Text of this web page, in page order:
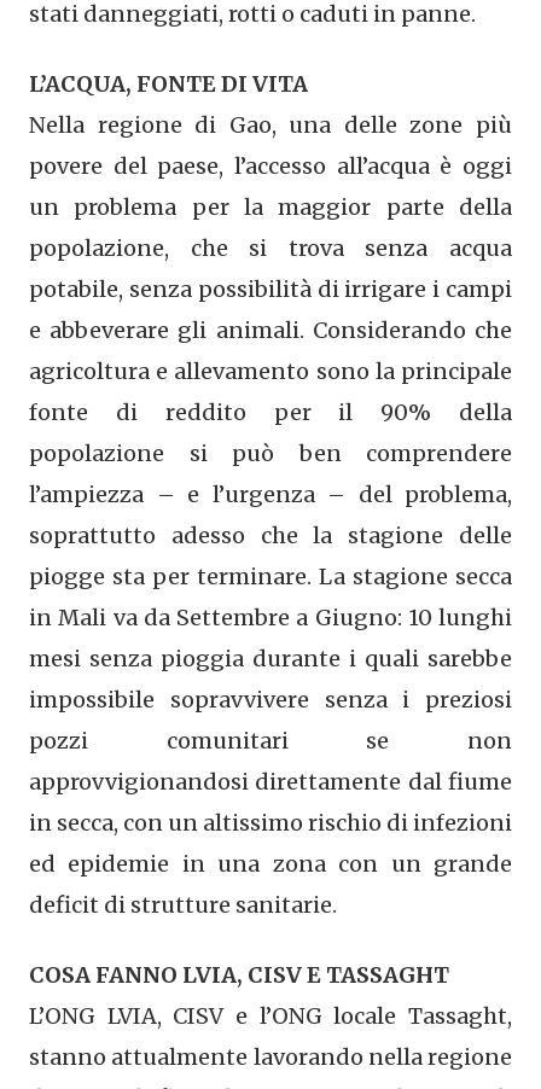
stati danneggiati, rotti o caduti in panne.
L’ACQUA, FONTE DI VITA
Nella regione di Gao, una delle zone più
povere del paese, l’accesso all’acqua è oggi
un problema per la maggior parte della
popolazione, che si trova senza acqua
potabile, senza possibilità di irrigare i campi
e abbeverare gli animali. Considerando che
agricoltura e allevamento sono la principale
fonte di reddito per il 90% della
popolazione si può ben comprendere
l’ampiezza – e l’urgenza – del problema,
soprattutto adesso che la stagione delle
piogge sta per terminare. La stagione secca
in Mali va da Settembre a Giugno: 10 lunghi
mesi senza pioggia durante i quali sarebbe
impossibile sopravvivere senza i preziosi
pozzi comunitari se non
approvvigionandosi direttamente dal fiume
in secca, con un altissimo rischio di infezioni
ed epidemie in una zona con un grande
deficit di strutture sanitarie.
COSA FANNO LVIA, CISV E TASSAGHT
L’ONG LVIA, CISV e l’ONG locale Tassaght,
stanno attualmente lavorando nella regione